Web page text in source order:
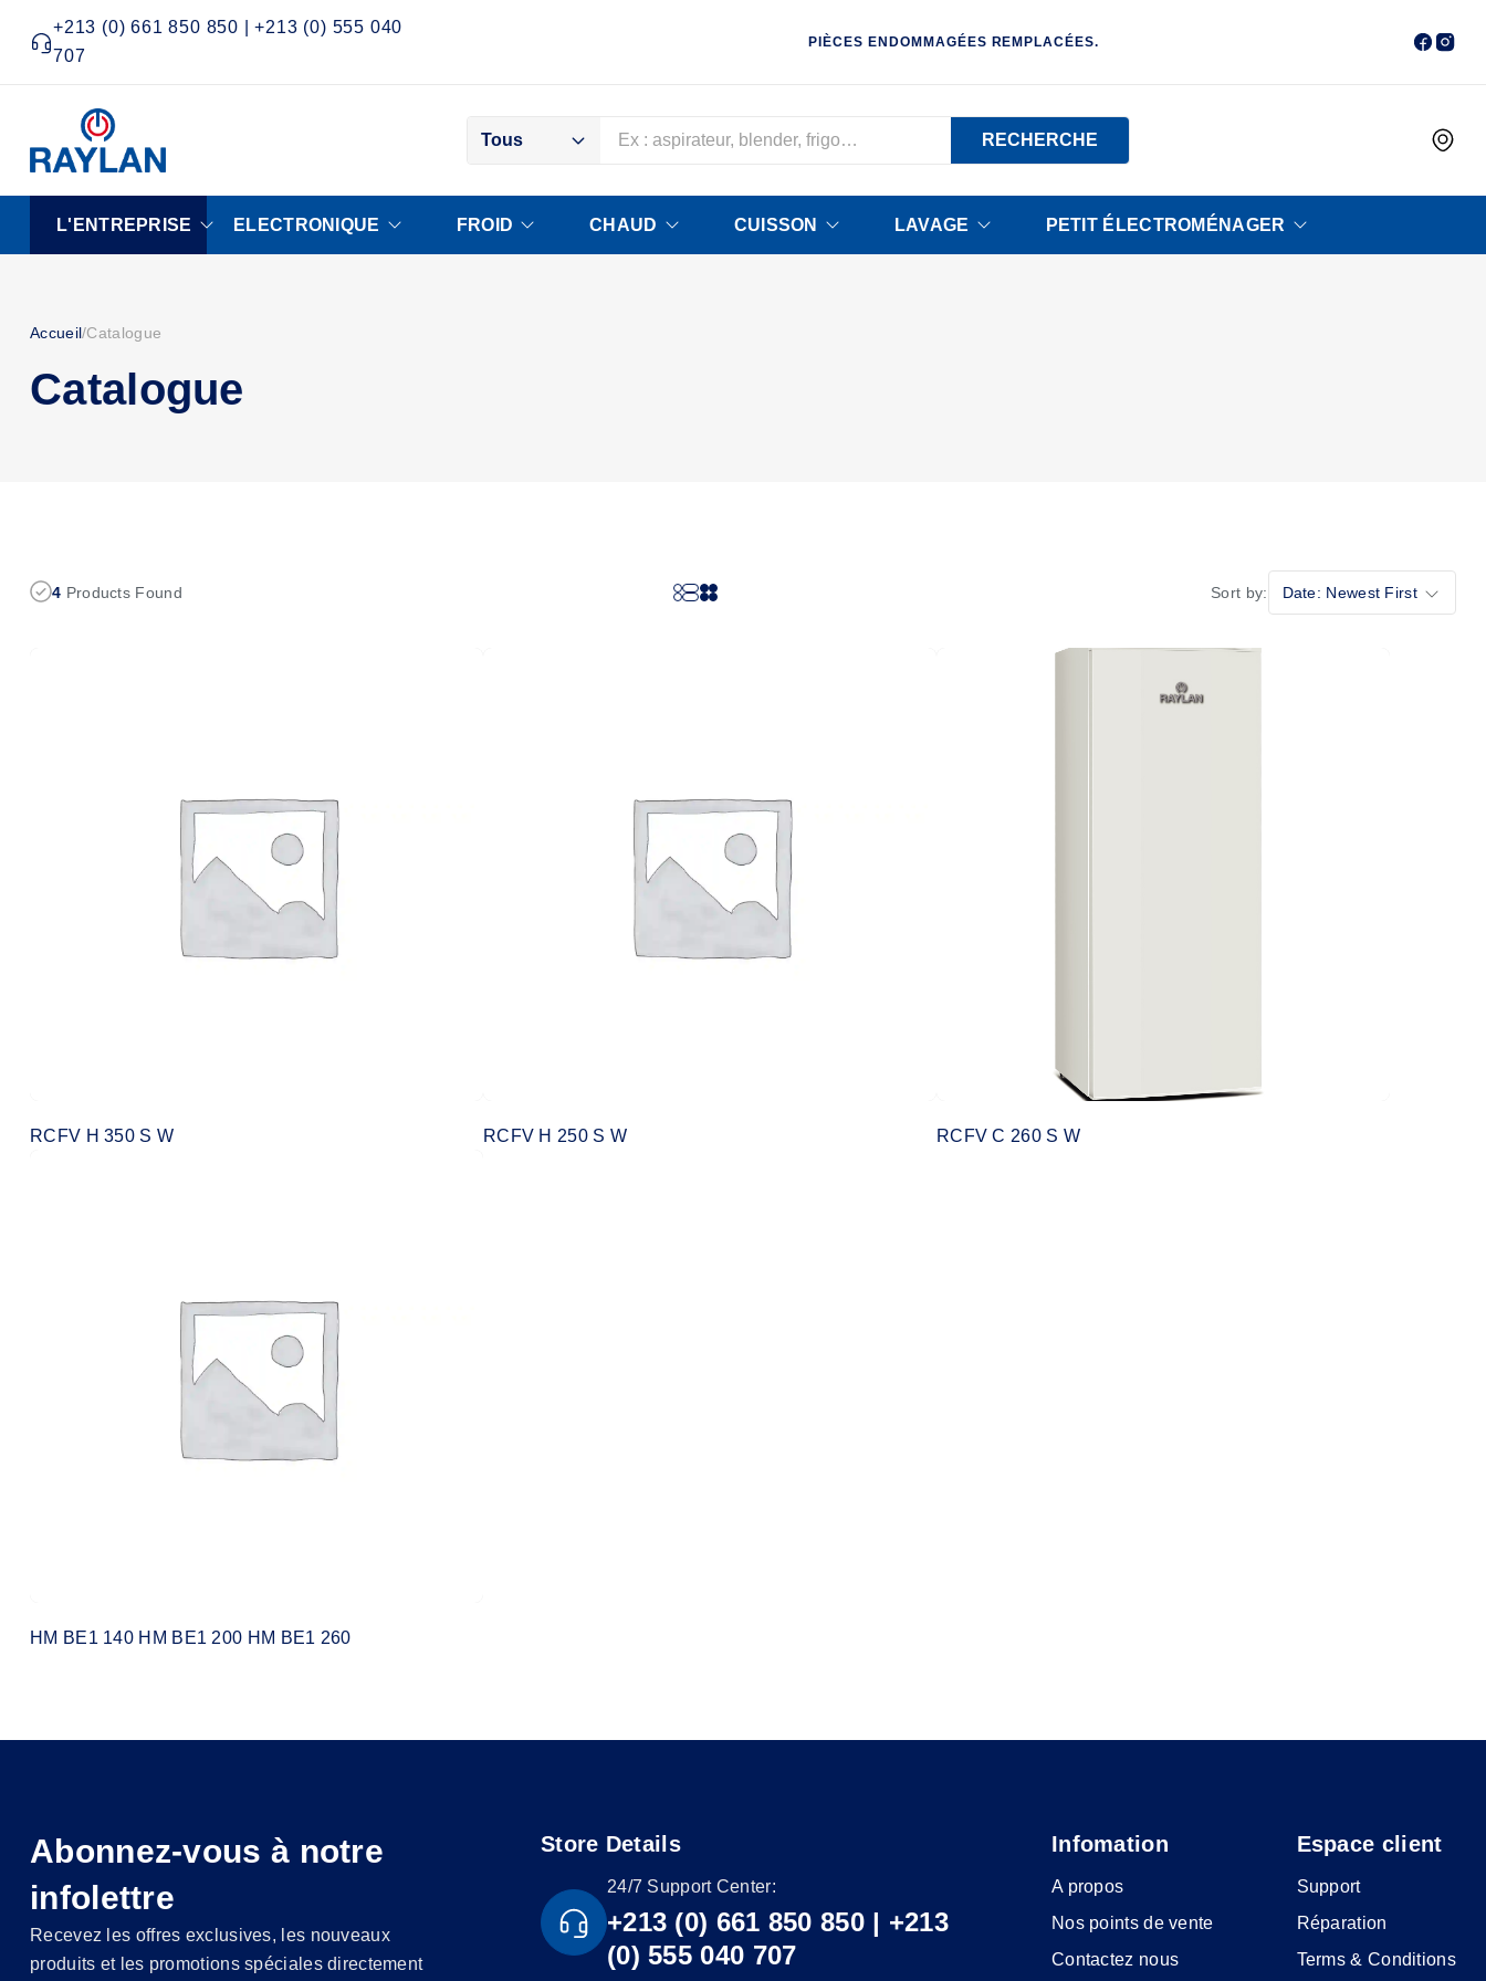
+213 (0) 661 850 850 | +213 (0) 555 040
707
PIÈCES ENDOMMAGÉES REMPLACÉES.
Tous RECHERCHE
L'ENTREPRISE ELECTRONIQUE FROID CHAUD CUISSON LAVAGE PETIT ÉLECTROMÉNAGER
Accueil/Catalogue
Catalogue
4 Products Found Sort by: Date: Newest First
RCFV H 350 S W RCFV H 250 S W RCFV C 260 S W
HM BE1 140 HM BE1 200 HM BE1 260
Abonnez-vous à notre
infolettre
Recevez les offres exclusives, les nouveaux
produits et les promotions spéciales directement
Store Details
24/7 Support Center:
+213 (0) 661 850 850 | +213
(0) 555 040 707
Infomation
A propos
Nos points de vente
Contactez nous
Espace client
Support
Réparation
Terms & Conditions